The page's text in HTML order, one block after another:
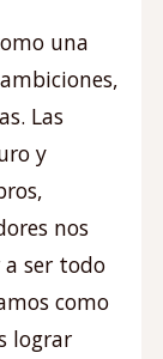
una
Las
y
nos
a ser todo
como
lograr